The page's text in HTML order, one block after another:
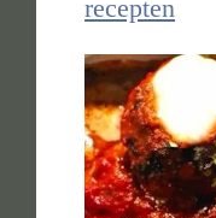
recepten